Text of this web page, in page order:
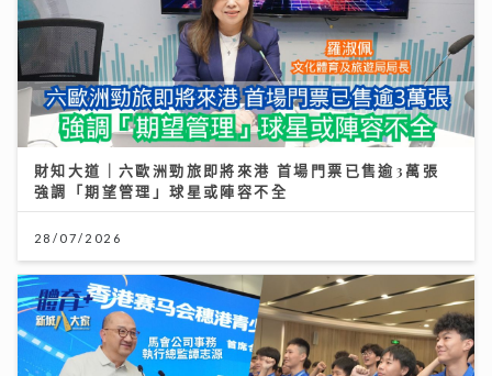
財知大道｜六歐洲勁旅即將來港 首場門票已售逾3萬張
強調「期望管理」球星或陣容不全
28/07/2026